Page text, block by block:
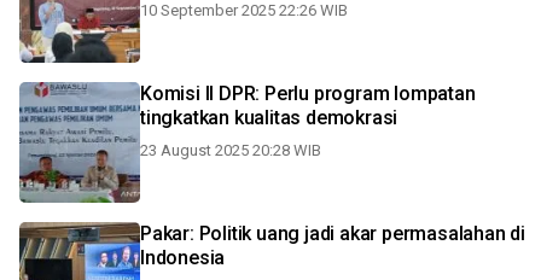
10 September 2025 22:26 WIB
Komisi II DPR: Perlu program lompatan
tingkatkan kualitas demokrasi
23 August 2025 20:28 WIB
Pakar: Politik uang jadi akar permasalahan di
Indonesia